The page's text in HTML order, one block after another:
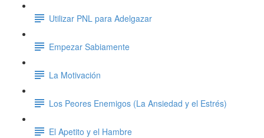
Utilizar PNL para Adelgazar
Empezar Sabiamente
La Motivación
Los Peores Enemigos (La Ansiedad y el Estrés)
El Apetito y el Hambre